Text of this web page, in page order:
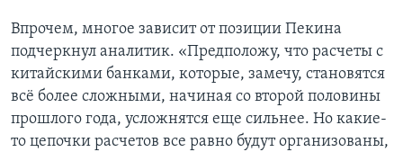
Впрочем, многое зависит от позиции Пекина
подчеркнул аналитик. «Предположу, что расчеты с
китайскими банками, которые, замечу, становятся
всё более сложными, начиная со второй половины
прошлого года, усложнятся еще сильнее. Но какие-
то цепочки расчетов все равно будут организованы,